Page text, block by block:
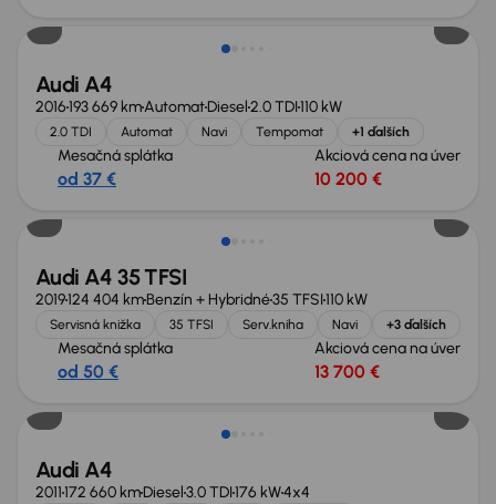
Audi A4
2016193 669 kmAutomatDiesel2.0 TDI110 kW
2.0 TDI Automat Navi Tempomat +1 ďalších
Mesačná splátka
od 37 €
Akciová cena na úver
10 200 €
Audi A4 35 TFSI
2019124 404 kmBenzín + Hybridné35 TFSI110 kW
Servisná knižka 35 TFSI Serv.kniha Navi +3 ďalších
Mesačná splátka
od 50 €
Akciová cena na úver
13 700 €
Audi A4
2011172 660 kmDiesel3.0 TDI176 kW4x4